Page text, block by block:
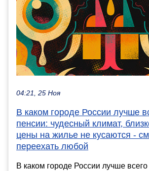
04:21, 25 Ноя
В каком городе России лучше
пенсии: чудесный климат,
цены на жилье не кусаются -
переехать любой
В каком городе России лучше